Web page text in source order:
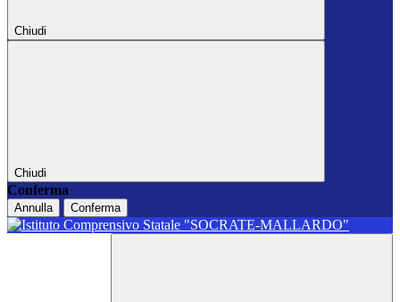
Chiudi
Chiudi
Conferma
Annulla Conferma